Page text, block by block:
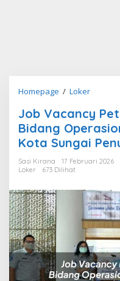
Homepage / LokerJob
Petugas
Bidang
Jasa
di
Kota
Sungai
Penuh
Terbaru
Job Vacancy
Bidang
Kota Sungai
Sasi Kirana
17 Februari 2026
Loker
673 Dilihat